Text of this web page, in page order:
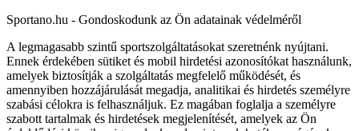
Sportano.hu - Gondoskodunk az Ön adatainak védelméről
A legmagasabb szintű sportszolgáltatásokat szeretnénk nyújtani.
Ennek érdekében sütiket és mobil hirdetési azonosítókat használunk,
amelyek biztosítják a szolgáltatás megfelelő működését, és
amennyiben hozzájárulását megadja, analitikai és hirdetés személyre
szabási célokra is felhasználjuk. Ez magában foglalja a személyre
szabott tartalmak és hirdetések megjelenítését, amelyek az Ön